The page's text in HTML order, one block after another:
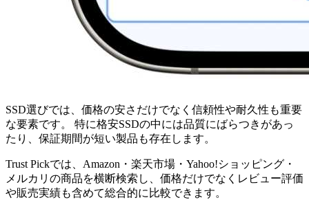
SSD選びでは、価格の安さだけでなく信頼性や耐久性も重要
な要素です。 特に格安SSDの中には品質にばらつきがあっ
たり、保証期間が短い製品も存在します。
Trust Pickでは、Amazon・楽天市場・Yahoo!ショッピング・
メルカリの商品を横断検索し、価格だけでなくレビュー評価
や販売実績も含めて総合的に比較できます。